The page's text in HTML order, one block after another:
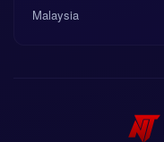
Malaysia